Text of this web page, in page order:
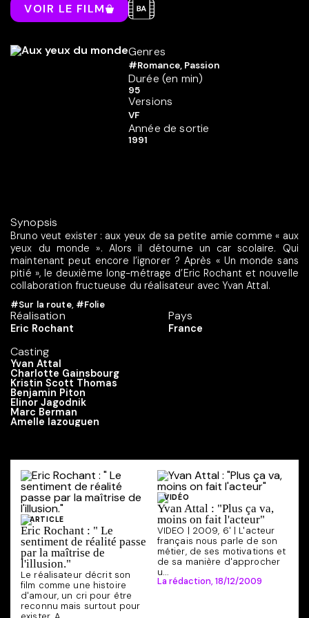
VOIR LE FILM
Genres
#Romance, Passion
Durée (en min)
95
Versions
VF
Année de sortie
1991
Synopsis
Bruno veut exister : aux yeux de sa petite amie comme « aux
yeux du monde ». Alors il détourne un car scolaire. Qui
maintenant peut encore l’ignorer ? Après « Un monde sans
pitié », le deuxième long-métrage d’Eric Rochant et nouvelle
collaboration fructueuse du réalisateur avec Yvan Attal.
#Sur la route, #Folie
Réalisation
Eric Rochant
Casting
Yvan Attal
Charlotte Gainsbourg
Kristin Scott Thomas
Benjamin Piton
Elinor Jagodnik
Marc Berman
Amelle Iazouguen
Pays
France
ARTICLE
Eric Rochant : " Le
sentiment de réalité passe
par la maîtrise de
l'illusion."
Le réalisateur décrit son
film comme une histoire
d'amour, un cri pour être
reconnu mais surtout pour
VIDÉO
Yvan Attal : "Plus ça va,
moins on fait l'acteur"
VIDEO | 2009, 6' | L'acteur
français nous parle de son
métier, de ses motivations et
de sa manière d'approcher
u...
La rédaction, 18/12/2009